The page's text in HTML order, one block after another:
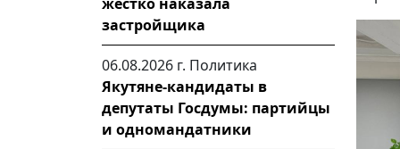
застройщика
06.08.2026 г. Политика
Якутяне-кандидаты в
депутаты Госдумы: партийцы
и одномандатники